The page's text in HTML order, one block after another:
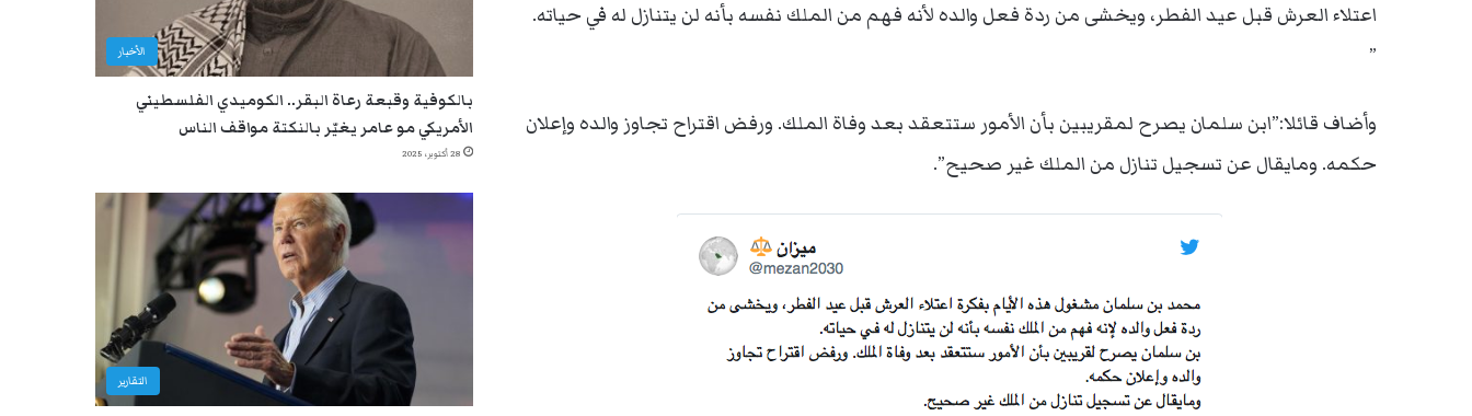
اعتلاء العرش قبل عيد الفطر، ويخشى من ردة فعل والده لأنه فهم من الملك نفسه بأنه لن يتنازل له في حياته.
”
وأضاف قائلا:”ابن سلمان يصرح لمقريبين بأن الأمور ستتعقد بعد وفاة الملك. ورفض اقتراح تجاوز والده وإعلان
حكمه. ومايقال عن تسجيل تنازل من الملك غير صحيح”.
الأخبار
بالكوفية وقبعة رعاة البقر.. الكوميدي الفلسطيني
الأمريكي مو عامر يغيّر بالنكتة مواقف الناس
28 أكتوبر، 2025
التقارير